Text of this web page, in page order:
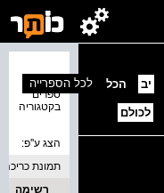
יב הכל
לכולם
ספרים
בקטגוריה
לכל הספרייה
הצג ע''פ:
תמונת כריכה
רשימה